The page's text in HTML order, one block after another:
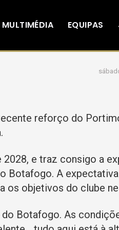
MULTIMÉDIA EQUIPAS
reforço do
e traz consigo a
Botafogo. A
os objetivos do clube
Botafogo. As